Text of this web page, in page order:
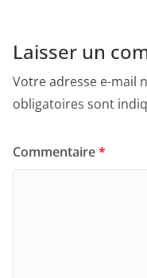
Laisser un
Votre adresse e-mail
obligatoires sont
Commentaire*